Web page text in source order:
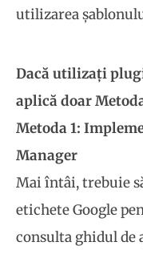
utilizarea
Dacă utilizați
aplică doar
Metoda 1:
Manager
Mai întâi, trebuie
etichete Google
consulta ghidul